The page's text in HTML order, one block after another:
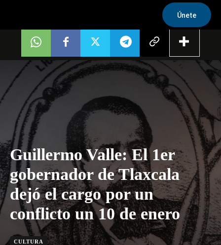
Únete
Guillermo Valle: El 1er
gobernador de Tlaxcala
dejó el cargo por un
conflicto un 10 de enero
CULTURA